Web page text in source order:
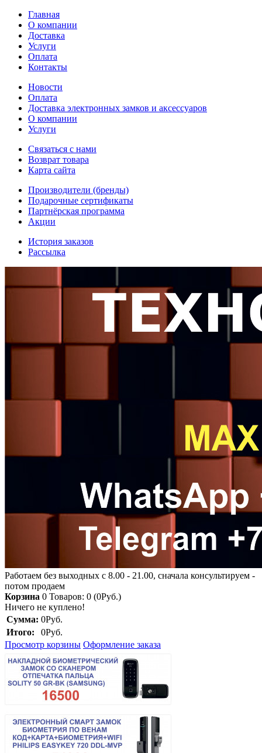
Главная
О компании
Доставка
Услуги
Оплата
Контакты
Новости
Оплата
Доставка электронных замков и аксессуаров
О компании
Услуги
Связаться с нами
Возврат товара
Карта сайта
Производители (бренды)
Подарочные сертификаты
Партнёрская программа
Акции
История заказов
Рассылка
Работаем без выходных с 8.00 - 21.00, сначала консультируем -
потом продаем
Корзина 0 Товаров: 0 (0Руб.)
Ничего не куплено!
Сумма: 0Руб.
Итого:
0Руб.
Просмотр корзины Оформление заказа